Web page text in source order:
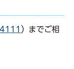
）までご相